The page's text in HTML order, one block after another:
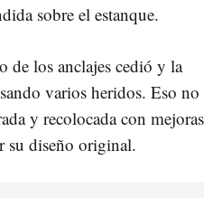
sobre el estanque.
de los anclajes cedió y la
varios heridos. Eso no
y recolocada con mejoras
su diseño original.